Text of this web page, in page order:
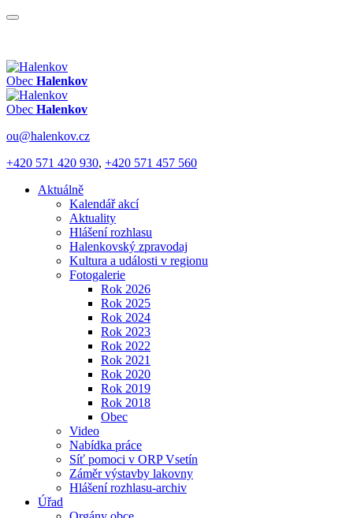
Obec Halenkov
Obec Halenkov
ou@halenkov.cz
+420 571 420 930, +420 571 457 560
Aktuálně
Kalendář akcí
Aktuality
Hlášení rozhlasu
Halenkovský zpravodaj
Kultura a události v regionu
Fotogalerie
Rok 2026
Rok 2025
Rok 2024
Rok 2023
Rok 2022
Rok 2021
Rok 2020
Rok 2019
Rok 2018
Obec
Video
Nabídka práce
Síť pomoci v ORP Vsetín
Záměr výstavby lakovny
Hlášení rozhlasu-archiv
Úřad